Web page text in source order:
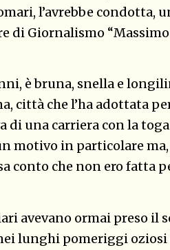
l’avrebbe condotta,
di Giornalismo
è bruna, snella e
città che l’ha adottata
una carriera con la toga
motivo in particolare
conto che non ero fatta
avevano ormai preso il
lunghi pomeriggi